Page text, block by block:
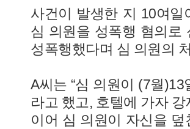
사건이 발생한 지 10여
심 의원을 성폭행 혐의로
성폭행했다며 심 의원의
A씨는 “심 의원이 (7월
라고 했고, 호텔에 가자
이어 심 의원이 자신을